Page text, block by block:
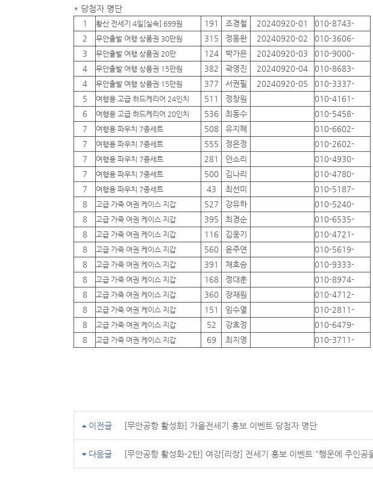
* 당첨자 명단
1 황산 전세기 4일[실속] 699원 191 조경철 20240920-01
010-8743-
2
무안출발 여행 상품권 30만원 315 정동완 20240920-02
010-3606-
3
무안출발 여행 상품권 20만 124 박가은 20240920-03
010-9000-
4
무안출발 여행 상품권 15만원 382 곽영진 20240920-04
010-8683-
4
무안출발 여행 상품권 15만원 377 서권필 20240920-05
010-3337-
5
여행용 고급 하드케리어 24인치 511 정창원
010-4161-
6
여행용 고급 하드케리어 20인치 536 최동수
010-5458-
7
여행용 파우치 7종세트 508 유지혜
010-6602-
7
여행용 파우치 7종세트 555 정은정
010-2602-
7
여행용 파우치 7종세트 281 안소리
010-4930-
7
여행용 파우치 7종세트 500 김나리
010-4780-
7
여행용 파우치 7종세트 43 최선미
010-5187-
8
고급 가죽 여권 케이스 지갑 527 강유하
010-5240-
8
고급 가죽 여권 케이스 지갑 395 최경순
010-6535-
8
고급 가죽 여권 케이스 지갑 116 김웅기
010-4721-
8
고급 가죽 여권 케이스 지갑 560 윤주연
010-5619-
8
고급 가죽 여권 케이스 지갑 391 채호승
010-9333-
8
고급 가죽 여권 케이스 지갑 168 정대훈
010-8974-
8
고급 가죽 여권 케이스 지갑 360 장재원
010-4712-
8
고급 가죽 여권 케이스 지갑 151 임수열
010-2811-
8
고급 가죽 여권 케이스 지갑 52 강효정
010-6479-
8
고급 가죽 여권 케이스 지갑 69 최지영 010-3711-
이전글 [무안공항 활성화] 가을전세기 홍보 이벤트 당첨자 명단
다음글 [무안공항 활성화-2탄] 여강[리장] 전세기 홍보 이벤트 "행운에 주인공